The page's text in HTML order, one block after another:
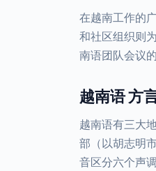
在越南工作的
和社区组织则
南语团队会议
越南语 方
越南语有三大
部（以胡志明
音区分六个声